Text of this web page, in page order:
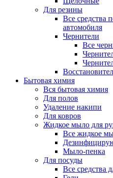
Для резины
Все средства
автомобиля
Чернители
Все
Бытовая химия
Вся бытовая химия
Для полов
Удаление накипи
Для ковров
Жидкое мыло для
Все жидкое
Мыло-пенка
Для посуды
Все средства